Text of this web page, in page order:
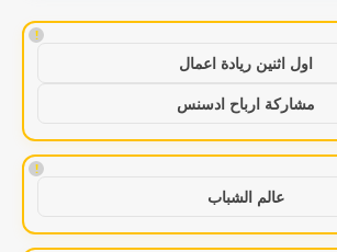
!
اول اثنين ريادة اعمال
مشاركة ارباح ادسنس
!
عالم الشباب